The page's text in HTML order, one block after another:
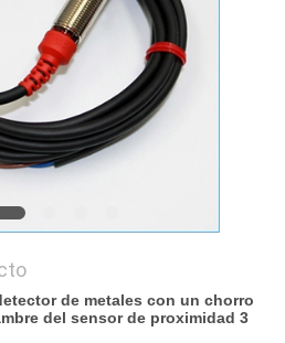
de metales con un chorro
del sensor de proximidad 3